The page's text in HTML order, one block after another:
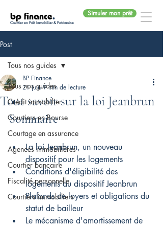
bp finance.
Courtier en Prêt Immobilier & Patrimoine
Simuler mon prêt
Post
Tous nos guides
Crédit immobilier
Courtiers en Bourse
Courtage en assurance
Agences immobilières
Courtier bancaire
Fiscalité personnelle
Courtiers immobiliers
Tous nos guides
Tout savoir sur la loi Jeanbrun
BP Finance
21 juin 9 min de lecture
Sommaire
La loi Jeanbrun, un nouveau
dispositif pour les logements
Conditions d'éligibilité des
logements au dispositif Jeanbrun
Plafonds de loyers et obligations du
statut de bailleur
Le mécanisme d'amortissement de